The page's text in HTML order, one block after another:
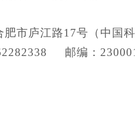
肥市庐江路17号（中国
邮编：